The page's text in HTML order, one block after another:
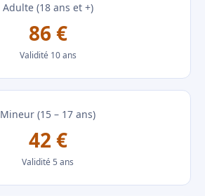
Adulte (18 ans et +)
86 €
Validité 10 ans
Mineur (15 – 17 ans)
42 €
Validité 5 ans